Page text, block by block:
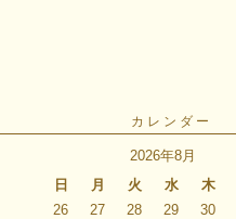
カレンダー
2026年8月
日
月 火 水 木
26
27 28 29 30